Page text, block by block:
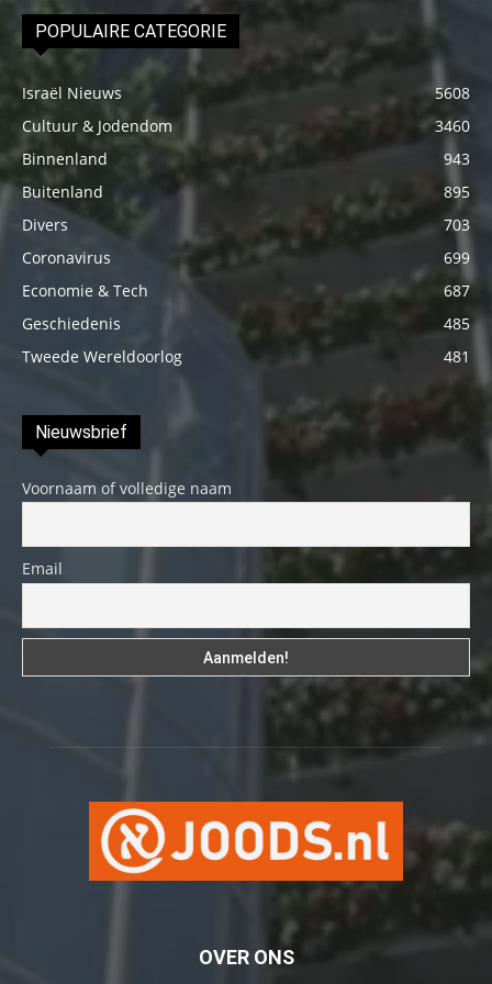
POPULAIRE CATEGORIE
Israël Nieuws
5608
Cultuur & Jodendom
3460
Binnenland
943
Buitenland
895
Divers
703
Coronavirus
699
Economie & Tech
687
Geschiedenis
485
Tweede Wereldoorlog
481
Nieuwsbrief
Voornaam of volledige naam
Email
OVER ONS